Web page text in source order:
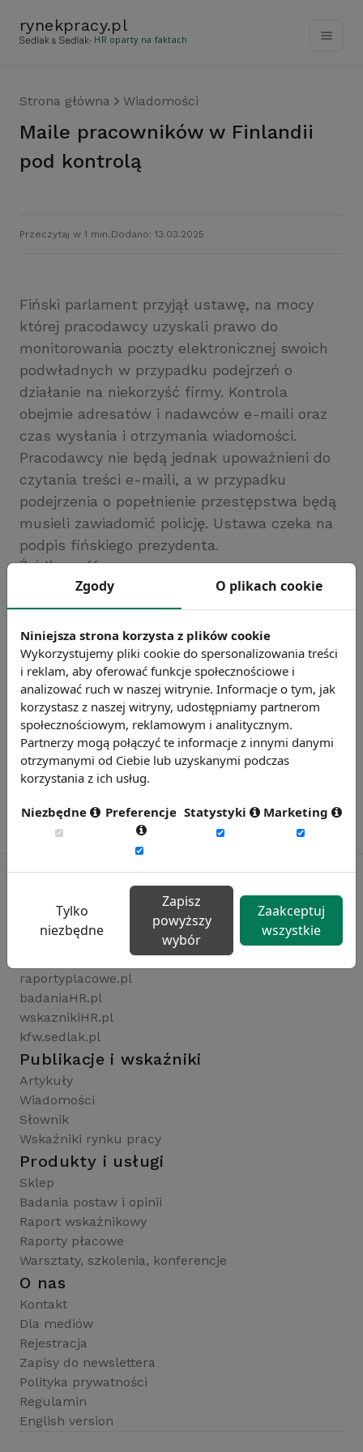
rynekpracy.pl
- HR oparty na faktach
Strona główna Wiadomości
Maile pracowników w Finlandii
pod kontrolą
Przeczytaj w 1 min. Dodano: 13.03.2025
Fiński parlament przyjął ustawę, na mocy
której pracodawcy uzyskali prawo do
monitorowania poczty elektronicznej swoich
podwładnych w przypadku podejrzeń o
działanie na niekorzyść firmy. Kontrola
obejmie adresatów i nadawców e-maili oraz
czas wysłania i otrzymania wiadomości.
Pracodawcy nie będą jednak upoważnieni do
czytania treści e-maili, a w przypadku
podejrzenia o popełnienie przestępstwa będą
musieli zawiadomić policję. Ustawa czeka na
podpis fińskiego prezydenta.
Źródło: rmf.fm
Chcesz wiedzieć więcej?
Zobacz więcej wiadomości
Rynekpracy.pl
sedlak.pl
raportyplacowe.pl
badaniaHR.pl
wskaznikiHR.pl
kfw.sedlak.pl
Publikacje i wskaźniki
Artykuły
Wiadomości
Słownik
Wskaźniki rynku pracy
Produkty i usługi
Sklep
Badania postaw i opinii
Raport wskaźnikowy
Raporty płacowe
Warsztaty, szkolenia, konferencje
O nas
Kontakt
Dla mediów
Rejestracja
Zapisy do newslettera
Polityka prywatności
Regulamin
English version
Zgody O plikach cookie
Niniejsza strona korzysta z plików cookie
Wykorzystujemy pliki cookie do spersonalizowania treści
i reklam, aby oferować funkcje społecznościowe i
analizować ruch w naszej witrynie. Informacje o tym, jak
korzystasz z naszej witryny, udostępniamy partnerom
społecznościowym, reklamowym i analitycznym.
Partnerzy mogą połączyć te informacje z innymi danymi
otrzymanymi od Ciebie lub uzyskanymi podczas
korzystania z ich usług.
Niezbędne Preferencje Statystyki Marketing
Tylko
niezbędne
Zapisz
powyższy
wybór
Zaakceptuj
wszystkie